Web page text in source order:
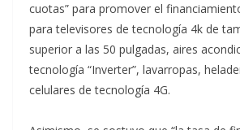
cuotas” para promover el
para televisores de tecnología 4k de
superior a las 50 pulgadas, aires
tecnología “Inverter”, lavarropas,
celulares de tecnología 4G.